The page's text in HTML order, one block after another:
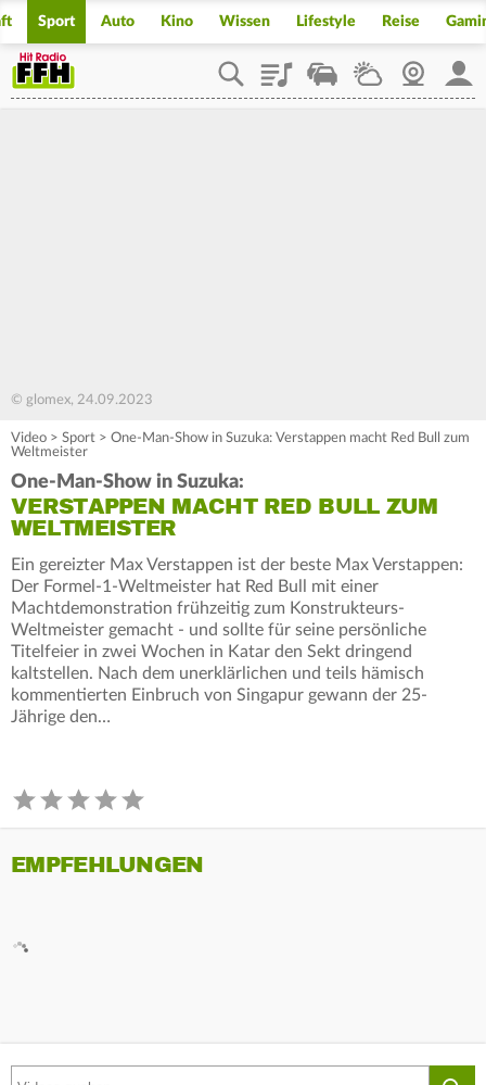
Sport Auto Kino Wissen Lifestyle Reise
PlaylistStaupilotWetterWebcam
© glomex, 24.09.2023
Video > Sport > One-Man-Show in Suzuka: Verstappen macht Red Bull zum
Weltmeister
One-Man-Show in Suzuka:
VERSTAPPEN MACHT RED BULL ZUM
WELTMEISTER
Ein gereizter Max Verstappen ist der beste Max Verstappen:
Der Formel-1-Weltmeister hat Red Bull mit einer
Machtdemonstration frühzeitig zum Konstrukteurs-
Weltmeister gemacht - und sollte für seine persönliche
Titelfeier in zwei Wochen in Katar den Sekt dringend
kaltstellen. Nach dem unerklärlichen und teils hämisch
kommentierten Einbruch von Singapur gewann der 25-
Jährige den…
EMPFEHLUNGEN